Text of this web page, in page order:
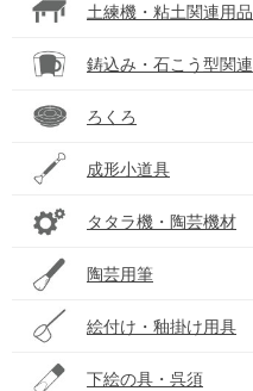
土練機・粘土関連用品
鋳込み・石こう型関連
ろくろ
成形小道具
タタラ機・陶芸機材
陶芸用筆
絵付け・釉掛け用具
下絵の具・呉須